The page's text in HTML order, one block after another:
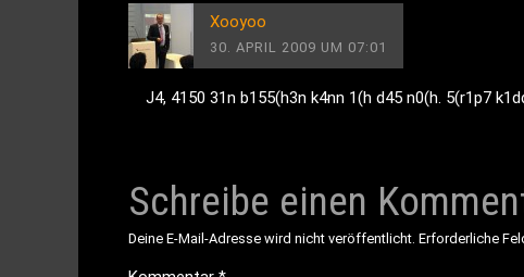
Xooyoo
30. APRIL 2009 UM 07:01
J4, 4150 31n b155(h3n k4nn 1(h d45 n0(h. 5(r1p7
Schreibe einen
Deine E-Mail-Adresse wird nicht veröffentlicht. Erforderliche